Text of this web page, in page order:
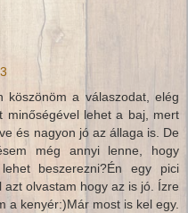
köszönöm a válaszodat, elég
minőségével lehet a baj, mert
és nagyon jó az állaga is. De
még annyi lenne, hogy
beszerezni?Én egy pici
olvastam hogy az is jó. Ízre
a kenyér:)Már most is kel egy.